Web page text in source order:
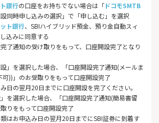
銀行の口座をお持ちでない場合は「ドコモSMTB
同時申し込みの選択 」で「申し込む」を選択
ト銀行、SBIハイブリッド預金、預り金自動スィ
込みに同意する
了通知の受け取りをもって、口座開設完了となり
」を選択した場合、「口座開設完了通知(メールま
可))」のお受取りをもって口座開設完了
の翌月20日までに口座開設を完了ください。
を選択した場合、「口座開設完了通知(簡易書留
りをもって口座開設完了
お申込み日の翌月20日までにSBI証券に到着す